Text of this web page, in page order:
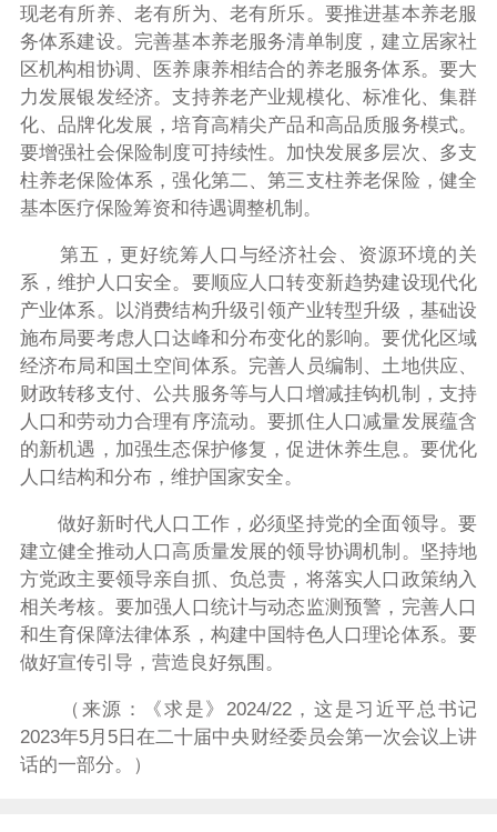
现老有所养、老有所为、老有所乐。要推进基本养老服
务体系建设。完善基本养老服务清单制度，建立居家社
区机构相协调、医养康养相结合的养老服务体系。要大
力发展银发经济。支持养老产业规模化、标准化、集群
化、品牌化发展，培育高精尖产品和高品质服务模式。
要增强社会保险制度可持续性。加快发展多层次、多支
柱养老保险体系，强化第二、第三支柱养老保险，健全
基本医疗保险筹资和待遇调整机制。
第五，更好统筹人口与经济社会、资源环境的关
系，维护人口安全。要顺应人口转变新趋势建设现代化
产业体系。以消费结构升级引领产业转型升级，基础设
施布局要考虑人口达峰和分布变化的影响。要优化区域
经济布局和国土空间体系。完善人员编制、土地供应、
财政转移支付、公共服务等与人口增减挂钩机制，支持
人口和劳动力合理有序流动。要抓住人口减量发展蕴含
的新机遇，加强生态保护修复，促进休养生息。要优化
人口结构和分布，维护国家安全。
做好新时代人口工作，必须坚持党的全面领导。要
建立健全推动人口高质量发展的领导协调机制。坚持地
方党政主要领导亲自抓、负总责，将落实人口政策纳入
相关考核。要加强人口统计与动态监测预警，完善人口
和生育保障法律体系，构建中国特色人口理论体系。要
做好宣传引导，营造良好氛围。
（来源：《求是》2024/22，这是习近平总书记
2023年5月5日在二十届中央财经委员会第一次会议上讲
话的一部分。）